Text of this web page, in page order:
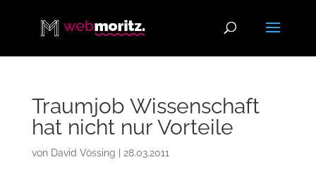
Traumjob Wissenschaft
hat nicht nur Vorteile
von David Vössing 28.03.2011